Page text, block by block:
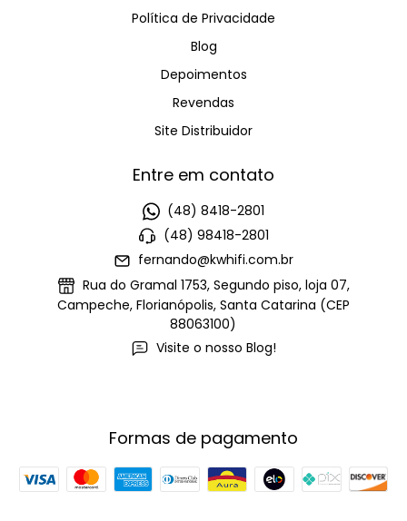
Política de Privacidade
Blog
Depoimentos
Revendas
Site Distribuidor
Entre em contato
(48) 8418-2801
(48) 98418-2801
fernando@kwhifi.com.br
Rua do Gramal 1753, Segundo piso, loja 07,
Campeche, Florianópolis, Santa Catarina (CEP
88063100)
Visite o nosso Blog!
Formas de pagamento